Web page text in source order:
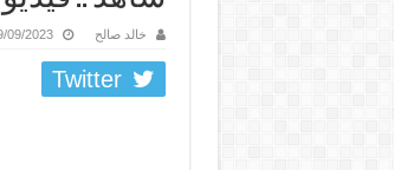
خالد صالح 09/2023
Twitter